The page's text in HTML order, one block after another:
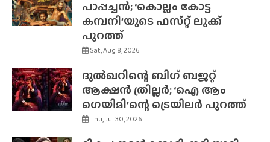
പാപ്പച്ചൻ; ‘കൊല്ലം കോട്ട
കമ്പനി’യുടെ ഫസ്‌റ്റ് ലുക്ക്
പുറത്ത്
Sat, Aug 8, 2026
ദുൽഖറിന്റെ ബിഗ് ബജറ്റ്
ആക്ഷൻ ത്രില്ലർ; ‘ഐ ആം
ഗെയിമി’ന്റെ ട്രെയിലർ പുറത്ത്
Thu, Jul 30, 2026